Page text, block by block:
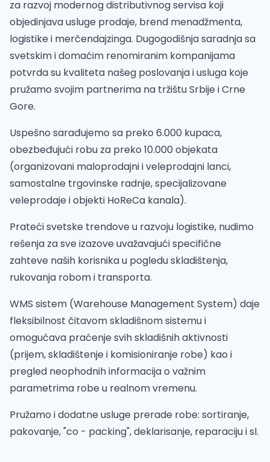
za razvoj modernog distributivnog servisa koji
objedinjava usluge prodaje, brend menadžmenta,
logistike i merčendajzinga. Dugogodišnja saradnja sa
svetskim i domaćim renomiranim kompanijama
potvrda su kvaliteta našeg poslovanja i usluga koje
pružamo svojim partnerima na tržištu Srbije i Crne
Gore.
Uspešno sarađujemo sa preko 6.000 kupaca,
obezbeđujući robu za preko 10.000 objekata
(organizovani maloprodajni i veleprodajni lanci,
samostalne trgovinske radnje, specijalizovane
veleprodaje i objekti HoReCa kanala).
Prateći svetske trendove u razvoju logistike, nudimo
rešenja za sve izazove uvažavajući specifične
zahteve naših korisnika u pogledu skladištenja,
rukovanja robom i transporta.
WMS sistem (Warehouse Management System) daje
fleksibilnost čitavom skladišnom sistemu i
omogućava praćenje svih skladišnih aktivnosti
(prijem, skladištenje i komisioniranje robe) kao i
pregled neophodnih informacija o važnim
parametrima robe u realnom vremenu.
Pružamo i dodatne usluge prerade robe: sortiranje,
pakovanje, "co - packing", deklarisanje, reparaciju i sl.